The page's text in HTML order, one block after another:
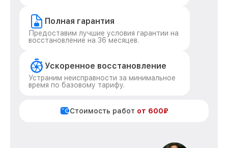
Полная гарантия
Предоставим лучшие условия гарантии на
восстановление на 36 месяцев.
Ускоренное восстановление
Устраним неисправности за минимальное
время по базовому тарифу.
Стоимость работ от 600₽